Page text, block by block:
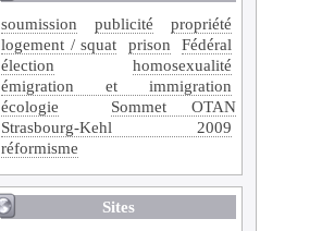
soumission
publicité
propriété
logement / squat
prison
Fédéral
élection
homosexualité
émigration et immigration
écologie
Sommet OTAN
Strasbourg-Kehl 2009
réformisme
Sites